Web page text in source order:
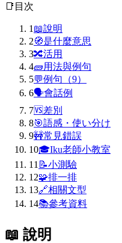
📑 目次
1 📖說明
2🧭是什麼意思
3🔀活用
4🧱用法與例句
5💬例句（9）
6🗣會話例
7🆚差別
8🎯語感・使い分け
9🚧常見錯誤
10🎓Iku老師小教室
11 📝小測驗
12🧩排一排
13🔗相關文型
14📚參考資料
📖 說明